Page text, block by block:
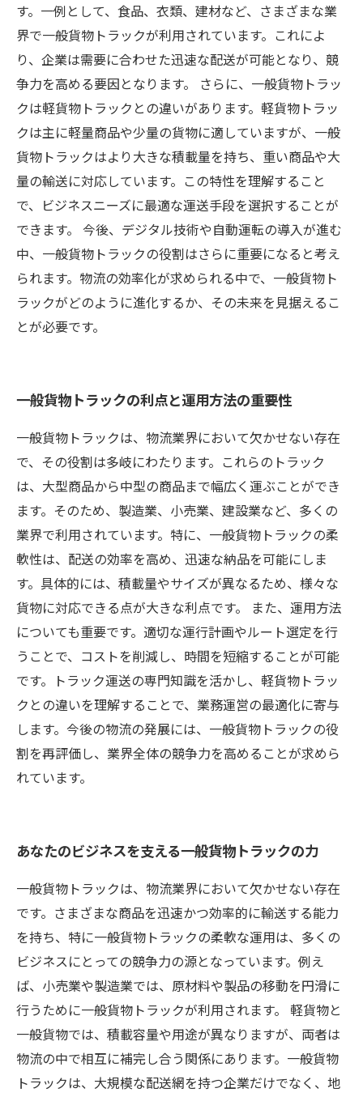
す。一例として、食品、衣類、建材など、さまざまな業
界で一般貨物トラックが利用されています。これによ
り、企業は需要に合わせた迅速な配送が可能となり、競
争力を高める要因となります。 さらに、一般貨物トラッ
クは軽貨物トラックとの違いがあります。軽貨物トラッ
クは主に軽量商品や少量の貨物に適していますが、一般
貨物トラックはより大きな積載量を持ち、重い商品や大
量の輸送に対応しています。この特性を理解すること
で、ビジネスニーズに最適な運送手段を選択することが
できます。 今後、デジタル技術や自動運転の導入が進む
中、一般貨物トラックの役割はさらに重要になると考え
られます。物流の効率化が求められる中で、一般貨物ト
ラックがどのように進化するか、その未来を見据えるこ
とが必要です。
一般貨物トラックの利点と運用方法の重要性
一般貨物トラックは、物流業界において欠かせない存在
で、その役割は多岐にわたります。これらのトラック
は、大型商品から中型の商品まで幅広く運ぶことができ
ます。そのため、製造業、小売業、建設業など、多くの
業界で利用されています。特に、一般貨物トラックの柔
軟性は、配送の効率を高め、迅速な納品を可能にしま
す。具体的には、積載量やサイズが異なるため、様々な
貨物に対応できる点が大きな利点です。 また、運用方法
についても重要です。適切な運行計画やルート選定を行
うことで、コストを削減し、時間を短縮することが可能
です。トラック運送の専門知識を活かし、軽貨物トラッ
クとの違いを理解することで、業務運営の最適化に寄与
します。今後の物流の発展には、一般貨物トラックの役
割を再評価し、業界全体の競争力を高めることが求めら
れています。
あなたのビジネスを支える一般貨物トラックの力
一般貨物トラックは、物流業界において欠かせない存在
です。さまざまな商品を迅速かつ効率的に輸送する能力
を持ち、特に一般貨物トラックの柔軟な運用は、多くの
ビジネスにとっての競争力の源となっています。例え
ば、小売業や製造業では、原材料や製品の移動を円滑に
行うために一般貨物トラックが利用されます。 軽貨物と
一般貨物では、積載容量や用途が異なりますが、両者は
物流の中で相互に補完し合う関係にあります。一般貨物
トラックは、大規模な配送網を持つ企業だけでなく、地